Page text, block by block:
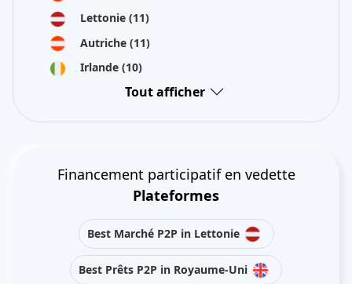
Lettonie (11)
Autriche (11)
Irlande (10)
Tout afficher
Financement participatif en vedette
Plateformes
Best Marché P2P in Lettonie
Best Prêts P2P in Royaume-Uni